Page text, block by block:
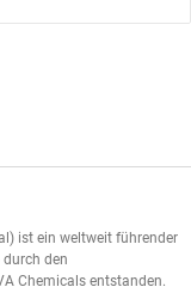
ist ein weltweit führender
den
Chemicals entstanden.